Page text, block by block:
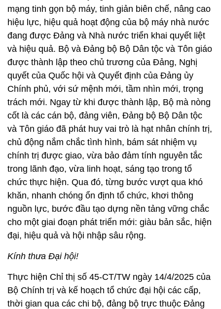
mạng tinh gọn bộ máy, tinh giản biên chế, nâng cao
hiệu lực, hiệu quả hoạt động của bộ máy nhà nước
đang được Đảng và Nhà nước triển khai quyết liệt
và hiệu quả. Bộ và Đảng bộ Bộ Dân tộc và Tôn giáo
được thành lập theo chủ trương của Đảng, Nghị
quyết của Quốc hội và Quyết định của Đảng ủy
Chính phủ, với sứ mệnh mới, tầm nhìn mới, trọng
trách mới. Ngay từ khi được thành lập, Bộ mà nòng
cốt là các cán bộ, đảng viên, Đảng bộ Bộ Dân tộc
và Tôn giáo đã phát huy vai trò là hạt nhân chính trị,
chủ động nắm chắc tình hình, bám sát nhiệm vụ
chính trị được giao, vừa bảo đảm tính nguyên tắc
trong lãnh đạo, vừa linh hoạt, sáng tạo trong tổ
chức thực hiện. Qua đó, từng bước vượt qua khó
khăn, nhanh chóng ổn định tổ chức, khơi thông
nguồn lực, bước đầu tạo dựng nền tảng vững chắc
cho một giai đoạn phát triển mới: giàu bản sắc, hiện
đại, hiệu quả và hội nhập sâu rộng.
Kính thưa Đại hội!
Thực hiện Chỉ thị số 45-CT/TW ngày 14/4/2025 của
Bộ Chính trị và kế hoạch tổ chức đại hội các cấp,
thời gian qua các chi bộ, đảng bộ trực thuộc Đảng